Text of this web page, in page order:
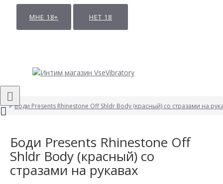
МНЕ 18+ НЕТ 18
Боди Presents Rhinestone Off Shldr Body (красный) со стразами на
Боди Presents Rhinestone Off
Shldr Body (красный) со
стразами на рукавах